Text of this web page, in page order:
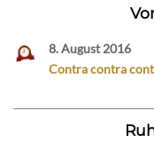
8. August 2016
Contra contra